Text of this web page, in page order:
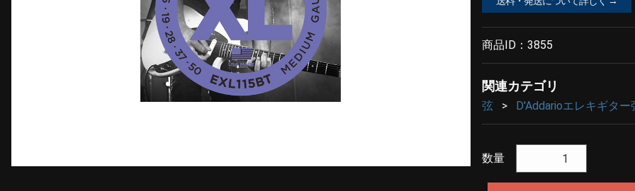
商品ID： 3855
関連カテゴリ
弦 D'Addarioエレキギター
数量